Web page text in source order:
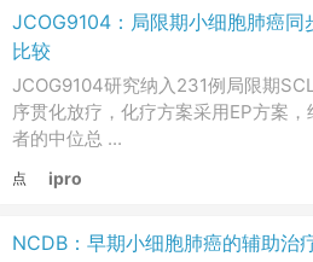
重
新
加
载
JCOG9104：局限期小细胞肺癌同
比较
JCOG9104研究纳入231例局限期
序贯化放疗，化疗方案采用EP方案
者的中位总 ...
点
重
ipro
NCDB：早期小细胞肺癌的辅助治